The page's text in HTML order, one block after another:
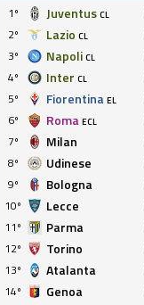
1º Juventus CL
2º
Lazio CL
3º
Napoli CL
4º
Inter CL
5º
Fiorentina EL
6º
Roma ECL
7º
Milan
8º
Udinese
9º
Bologna
10º
Lecce
11º
Parma
12º
Torino
13º
Atalanta
14º
Genoa